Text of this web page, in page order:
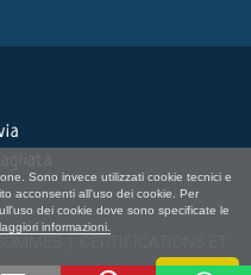
Sono invece utilizzati cookie tecnici e
acconsenti all'uso dei cookie. Per
dei cookie dove sono specificate le
informazioni.